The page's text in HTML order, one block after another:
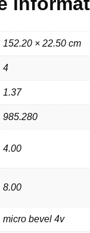
152.20 × 22.50 cm
4
1.37
985.280
4.00
8.00
micro bevel 4v